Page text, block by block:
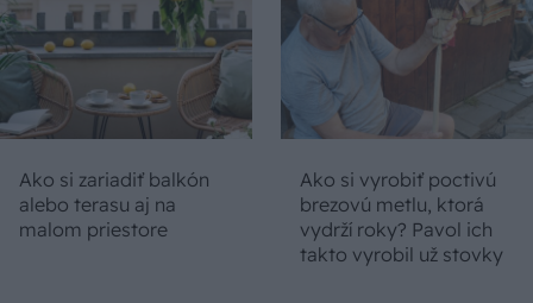
Ako si zariadiť balkón
alebo terasu aj na
malom priestore
Ako si vyrobiť poctivú
brezovú metlu, ktorá
vydrží roky? Pavol ich
takto vyrobil už stovky